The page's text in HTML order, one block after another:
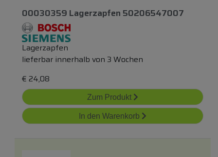
00030359 Lagerzapfen 50206547007
Lagerzapfen
lieferbar innerhalb von 3 Wochen
€ 24,08
Zum Produkt
In den Warenkorb